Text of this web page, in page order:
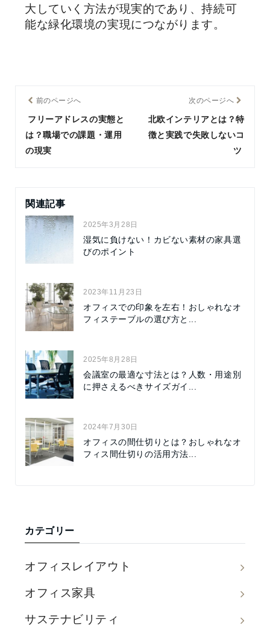
大していく方法が現実的であり、持続可
能な緑化環境の実現につながります。
前のページへ
フリーアドレスの実態と
は？職場での課題・運用
の現実
次のページへ
北欧インテリアとは？特
徴と実践で失敗しないコ
ツ
関連記事
2025年3月28日
湿気に負けない！カビない素材の家具選
びのポイント
2023年11月23日
オフィスでの印象を左右！おしゃれなオ
フィステーブルの選び方と...
2025年8月28日
会議室の最適な寸法とは？人数・用途別
に押さえるべきサイズガイ...
2024年7月30日
オフィスの間仕切りとは？おしゃれなオ
フィス間仕切りの活用方法...
カテゴリー
オフィスレイアウト
オフィス家具
サステナビリティ